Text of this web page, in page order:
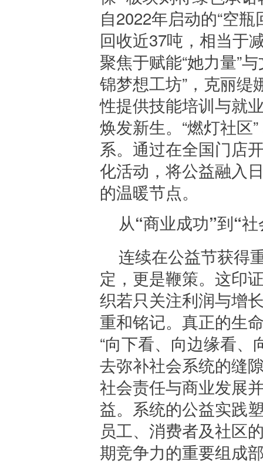
自2022年启动的“空
回收近37吨，相当于
聚焦于赋能“她力量”
锦梦想工坊”，克丽
性提供技能培训与就
焕发新生。“燃灯社区
系。通过在全国门店
化活动，将公益融入
的温暖节点。
从“商业成功”到“
连续在公益节获得
定，更是鞭策。这印
织若只关注利润与增
重和铭记。真正的生
“向下看、向边缘看、
去弥补社会系统的缝
社会责任与商业发展
益。系统的公益实践
员工、消费者及社区
期竞争力的重要组成